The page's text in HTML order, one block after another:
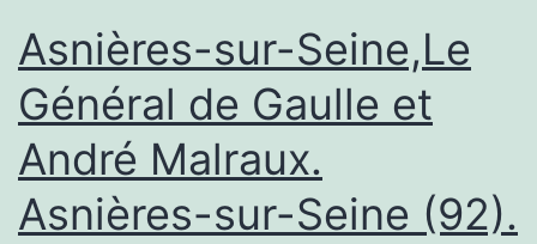
Jehan
de
Chelles
–
Guillaume
Asnières-sur-Seine,Le
Général de Gaulle et
André Malraux.
Asnières-sur-Seine (92).